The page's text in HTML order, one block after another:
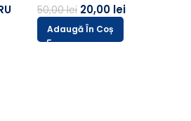
50,00lei 20,00 lei
Adaugă În Coș